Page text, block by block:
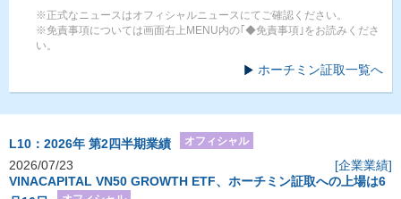
※正式なニュースはオフィシャルニュースにてご確認ください。
※免責事項については画面右上MENU内の｢◆免責事項｣をお読みくださ
い。
ホーチミン証取一覧へ
L10：2026年 第2四半期業績 オフィシャル
2026/07/23
[企業業績]
VINACAPITAL VN50 GROWTH ETF、ホーチミン証取への上場は6